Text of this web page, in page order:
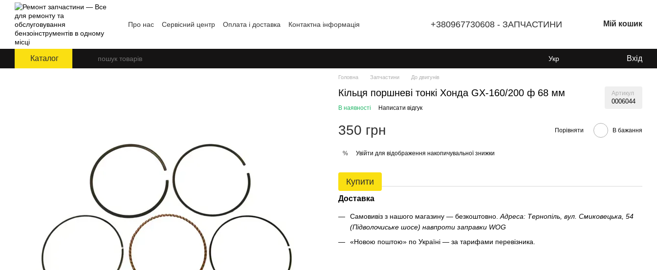
Перейти до основного контенту
Про нас Сервісний центр Оплата і доставка
Контактна інформація
+380967730608 - ЗАПЧАСТИНИ Мій кошик
Каталог Укр Вхід
Головна Запчастини До двигунів
Кільця поршневі тонкі Хонда GX-160/200 ф 68 мм Артикул
0006044
В наявності Написати відгук
350 грн Порівняти В бажання
% Увійти для відображення накопичувальної знижки
Купити
Доставка
Самовивіз з нашого магазину — безкоштовно. Адреса: Тернопіль, вул. Смиковецька, 54
(Підволочиське шосе) навпроти заправки WOG
«Новою поштою» по Україні — за тарифами перевізника.